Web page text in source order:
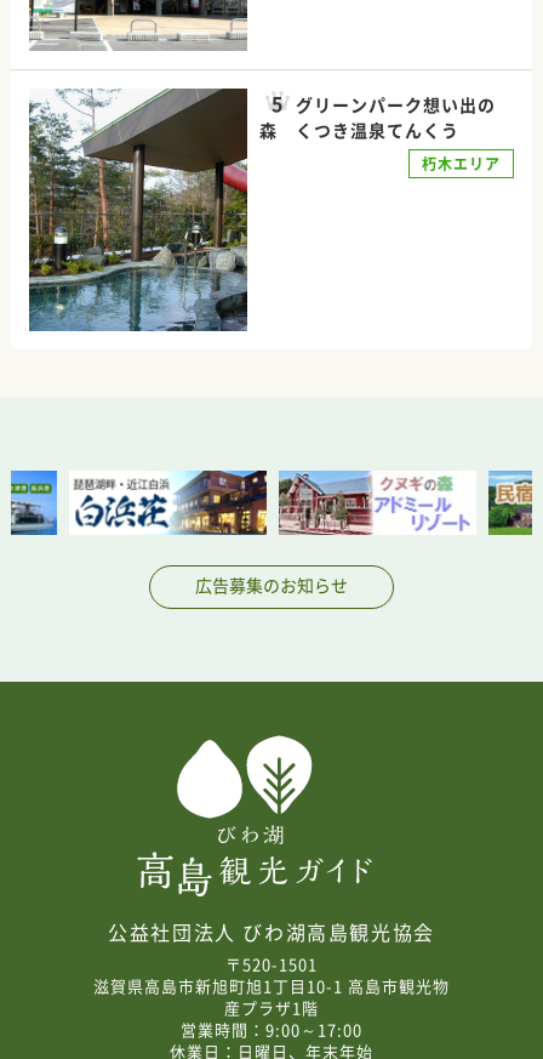
グリーンパーク想い出の
森 くつき温泉てんくう
朽木エリア
広告募集のお知らせ
公益社団法人 びわ湖高島観光協会
〒520-1501
滋賀県高島市新旭町旭1丁目10-1 高島市観光物
産プラザ1階
営業時間：9:00～17:00
休業日：日曜日、年末年始